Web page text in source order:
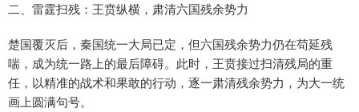
二、雷霆扫残：王贲纵横，肃清六国残余势力
楚国覆灭后，秦国统一大局已定，但六国残余势力仍在苟延残
喘，成为统一路上的最后障碍。此时，王贲接过扫清残局的重
任，以精准的战术和果敢的行动，逐一肃清残余势力，为大一统
画上圆满句号。